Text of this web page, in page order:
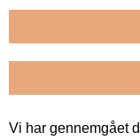
Vi har gennemgået